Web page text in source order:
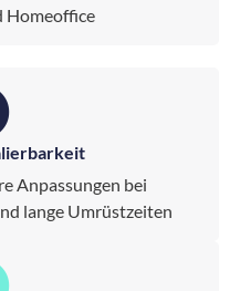
Homeoffice
Anpassungen bei
lange Umrüstzeiten